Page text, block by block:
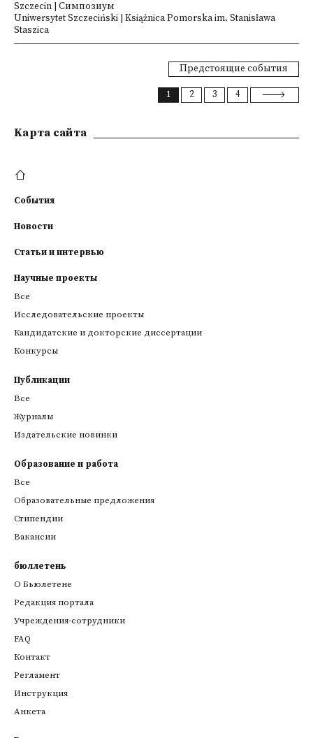
Szczecin | Симпозиум
Uniwersytet Szczeciński | Książnica Pomorska im. Stanisława
Staszica
Предстоящие события
1 2 3 4
Kарта сайта
События
Новости
Статьи и интервью
Научные проекты
Все
Исследовательские проекты
Кандидатские и докторские диссертации
Конкурсы
Публикации
Все
Журналы
Издательские новинки
Образование и работа
Все
Образовательные предложения
Стипендии
Вакансии
бюллетень
О Бьюлетене
Редакция портала
Учреждения-сотрудники
FAQ
Контакт
Регламент
Инструкция
Анкета